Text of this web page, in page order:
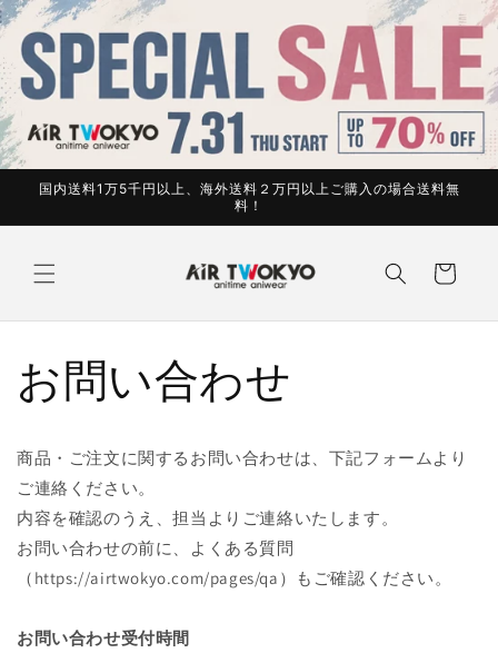
コンテ
ンツに
進む
国内送料1万5千円以上、海外送料２万円以上ご購入の場合送料無
料！
ー
お問い合わせ
商品・ご注文に関するお問い合わせは、下記フォームより
ご連絡ください。
内容を確認のうえ、担当よりご連絡いたします。
お問い合わせの前に、よくある質問
（https://airtwokyo.com/pages/qa）もご確認ください。
お問い合わせ受付時間